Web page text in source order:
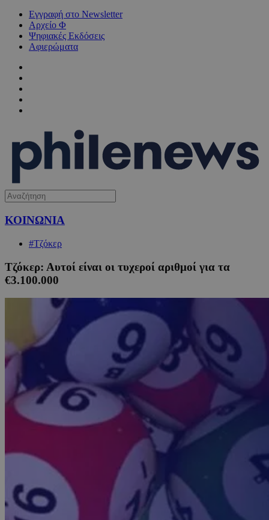
Εγγραφή στο Newsletter
Αρχείο Φ
Ψηφιακές Εκδόσεις
Αφιερώματα
ΚΟΙΝΩΝΙΑ
#Τζόκερ
Τζόκερ: Αυτοί είναι οι τυχεροί αριθμοί για τα
€3.100.000